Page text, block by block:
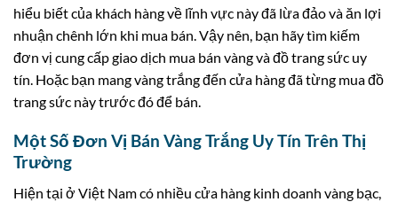
hiểu biết của khách hàng về lĩnh vực này đã lừa đảo và ăn lợi
nhuận chênh lớn khi mua bán. Vậy nên, bạn hãy tìm kiếm
đơn vị cung cấp giao dịch mua bán vàng và đồ trang sức uy
tín. Hoặc bạn mang vàng trắng đến cửa hàng đã từng mua đồ
trang sức này trước đó để bán.
Một Số Đơn Vị Bán Vàng Trắng Uy Tín Trên Thị
Trường
Hiện tại ở Việt Nam có nhiều cửa hàng kinh doanh vàng bạc,